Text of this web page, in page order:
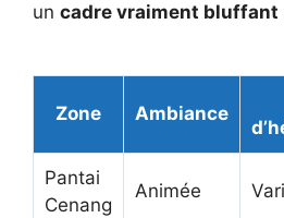
un cadre vraiment bluffant
Zone Ambiance
Pantai
Cenang
Animée